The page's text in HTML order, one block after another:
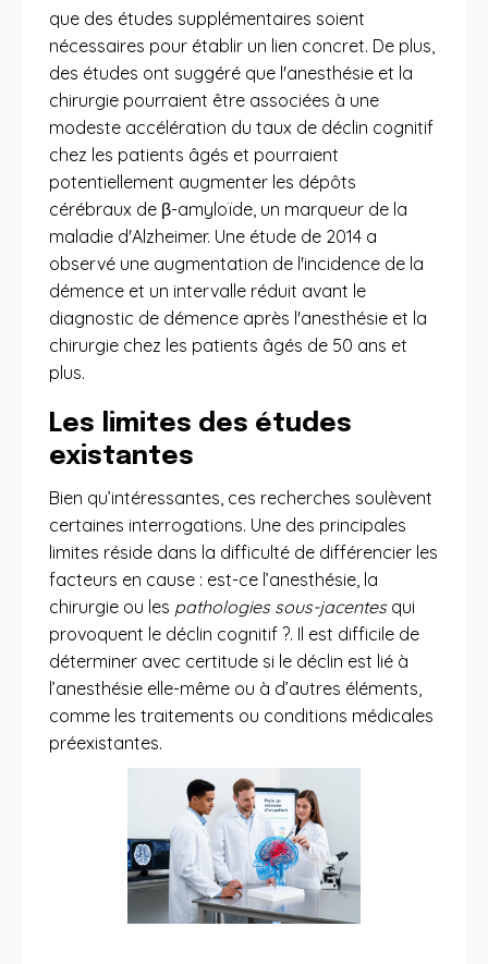
que des études supplémentaires soient
nécessaires pour établir un lien concret. De plus,
des études ont suggéré que l'anesthésie et la
chirurgie pourraient être associées à une
modeste accélération du taux de déclin cognitif
chez les patients âgés et pourraient
potentiellement augmenter les dépôts
cérébraux de β-amyloïde, un marqueur de la
maladie d'Alzheimer. Une étude de 2014 a
observé une augmentation de l'incidence de la
démence et un intervalle réduit avant le
diagnostic de démence après l'anesthésie et la
chirurgie chez les patients âgés de 50 ans et
plus.
Les limites des études
existantes
Bien qu’intéressantes, ces recherches soulèvent
certaines interrogations. Une des principales
limites réside dans la difficulté de différencier les
facteurs en cause : est-ce l’anesthésie, la
chirurgie ou les pathologies sous-jacentesqui
provoquent le déclin cognitif ?. Il est difficile de
déterminer avec certitude si le déclin est lié à
l’anesthésie elle-même ou à d’autres éléments,
comme les traitements ou conditions médicales
préexistantes.